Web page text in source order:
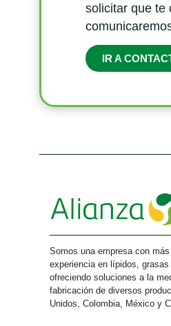
solicitar que te
IR A
Somos una empresa con
experiencia en lípidos,
ofreciendo soluciones a la
fabricación de diversos
Unidos, Colombia, México y